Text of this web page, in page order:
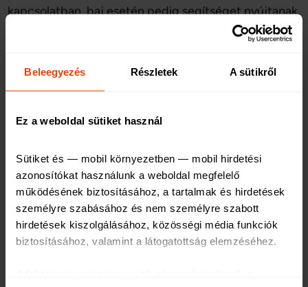
Beleegyezés Részletek A sütikről
Ez a weboldal sütiket használ
Sütiket és — mobil környezetben — mobil hirdetési
azonosítókat használunk a weboldal megfelelő
működésének biztosításához, a tartalmak és hirdetések
személyre szabásához és nem személyre szabott
hirdetések kiszolgálásához, közösségi média funkciók
biztosításához, valamint a látogatottság elemzéséhez.
kapcsolatban, baj esetén pedig segítséget nyújtanak
hozzátartozóink értesítésében és az orvosi
Házi kedvenceinket és
növényeinket is biztosíthatjuk
Házi kedvenceink hatalmas örömet tudnak szerezni
az egész család számára, azonban gyakran jelentős
kiadásokat is. A kisállatbiztosítás
olyan kiegészítő
szolgáltatás, ami segítséget nyújt, ha kedvencünk –
kutyánk vagy macskánk – megbetegszik, esetleg